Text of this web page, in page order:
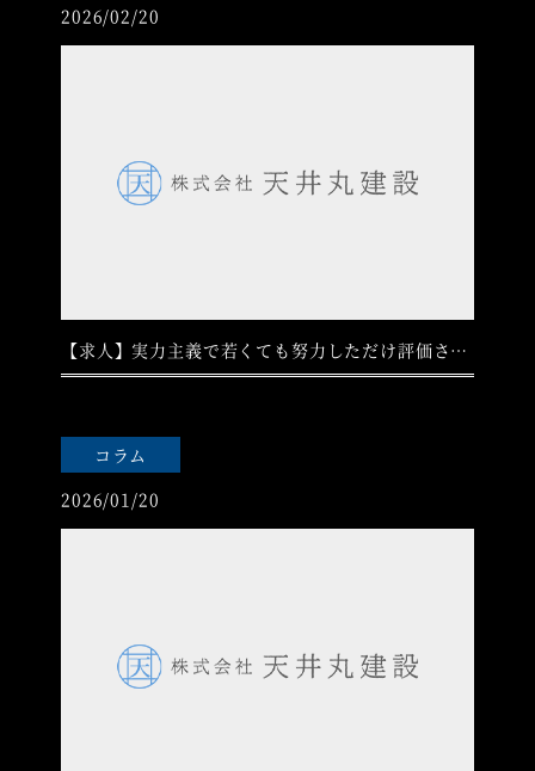
2026/02/20
【求人】実力主義で若くても努力しただけ評価されます
コラム
2026/01/20